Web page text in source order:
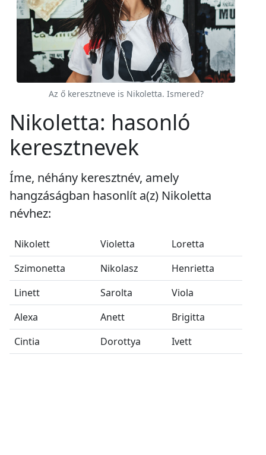
Az ő keresztneve is Nikoletta. Ismered?
Nikoletta: hasonló
keresztnevek
Íme, néhány keresztnév, amely
hangzáságban hasonlít a(z) Nikoletta
névhez:
Nikolett Violetta
Loretta
Szimonetta
Nikolasz
Henrietta
Linett
Sarolta
Viola
Alexa
Anett
Brigitta
Cintia
Dorottya Ivett